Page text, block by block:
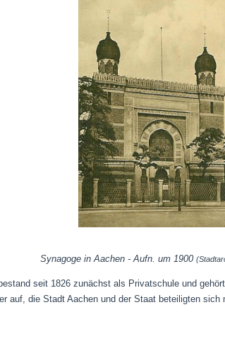
Synagoge in Aachen - Aufn. um 1900
seit 1826 zunächst als Privatschule und
auf, die Stadt Aachen und der Staat beteiligten sich